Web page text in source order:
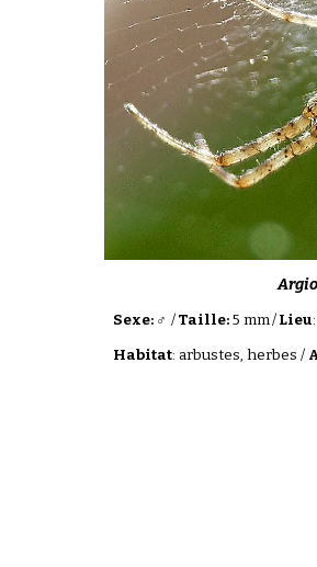
Sexe: ♂ /Taille:5 mm/Lieu
Habitat: arbustes, herbes /